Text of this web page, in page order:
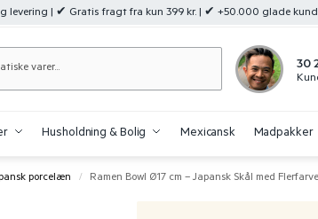
levering | ✔ Gratis fragt fra kun 399 kr. | ✔ +50.000 glade
30
Husholdning & Bolig Mexicansk Madpakker
porcelæn / Ramen Bowl Ø17 cm – Japansk Skål med